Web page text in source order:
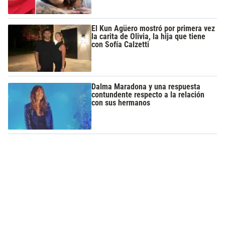
El Kun Agüero mostró por primera vez
la carita de Olivia, la hija que tiene
con Sofía Calzetti
Dalma Maradona y una respuesta
contundente respecto a la relación
con sus hermanos